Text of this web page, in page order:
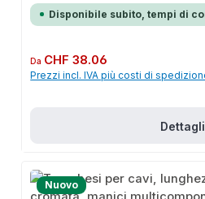
Disponibile subito, tempi di
Prezzo normale:
Da CHF 38.06
Prezzi incl. IVA più costi di
Dettagli
Nuovo